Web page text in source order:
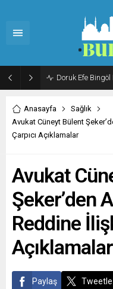
Anasayfa
Sağlık
Avukat Cüneyt Bülent
Çarpıcı Açıklamalar
Avukat
Şeker’den
Reddine
Açıklamalar
Paylaş Tweetle